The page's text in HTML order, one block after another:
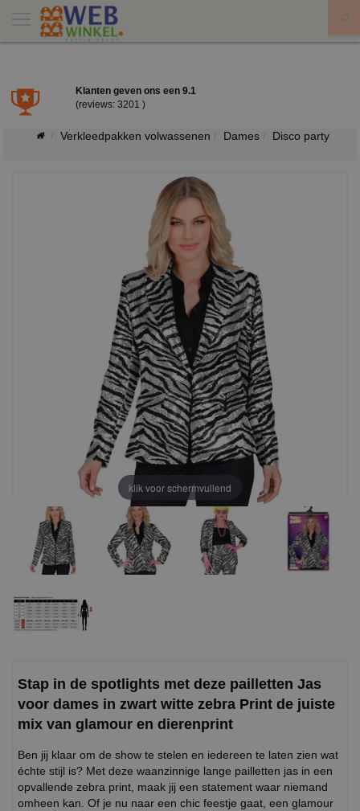
Klanten geven ons een 9.1
(reviews: 3201 )
Verkleedpakken volwassenen Dames Disco party
klik voor schermvullend
Stap in de spotlights met deze pailletten Jas
voor dames in zwart witte zebra Print de juiste
mix van glamour en dierenprint
Ben jij klaar om de show te stelen en iedereen te laten zien wat
échte stijl is? Met deze waanzinnige lange pailletten jas in een
opvallende zebra print, maak jij een statement waar niemand
omheen kan. Of je nu naar een chic feestje gaat, een glamour